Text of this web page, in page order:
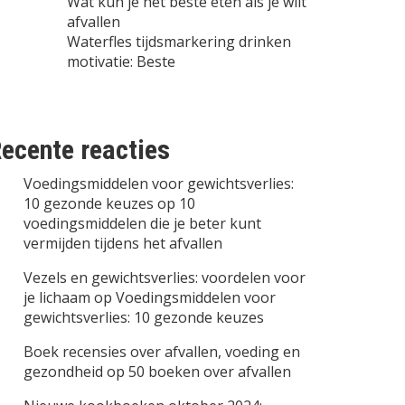
afvallen
Waterfles tijdsmarkering drinken
motivatie: Beste
reacties
Voedingsmiddelen voor gewichtsverlies:
10 gezonde keuzes op 10
voedingsmiddelen die je beter kunt
vermijden tijdens het afvallen
Vezels en gewichtsverlies: voordelen voor
je lichaam op Voedingsmiddelen voor
gewichtsverlies: 10 gezonde keuzes
Boek recensies over afvallen, voeding en
gezondheid op 50 boeken over afvallen